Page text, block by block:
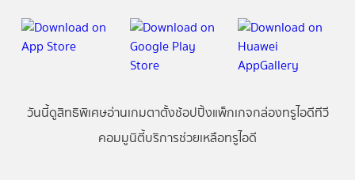
วันนี้ดูสิทธิพิเศษอ่านเกมตาตั้งช้อปปิ้งแพ็กเกจกล่องทรูไอดีทีวี
คอมมูนิตี้บริการช่วยเหลือทรูไอดี